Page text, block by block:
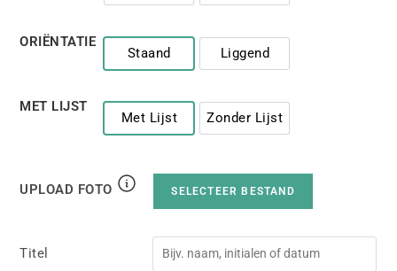
ORIËNTATIE
Staand Liggend
Liggend
MET LIJST
Met Lijst
Met Lijst
Zonder Lijst
Zonder Lijst
UPLOAD FOTO SELECTEER BESTAND
Titel